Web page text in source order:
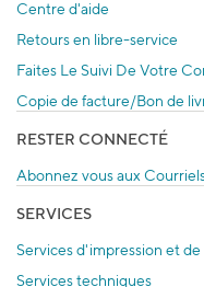
Centre d'aide
Retours en libre-service
Faites Le Suivi De Votre
Copie de facture/Bon de
RESTER CONNECTÉ
Abonnez vous aux
SERVICES
Services d'impression et
Services techniques